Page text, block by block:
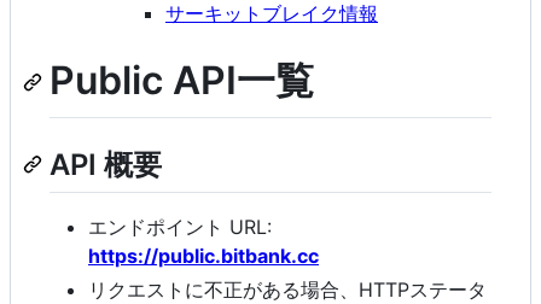
サーキットブレイク情報
Public API一覧
API 概要
エンドポイント URL:
https://public.bitbank.cc
リクエストに不正がある場合、HTTPステータ